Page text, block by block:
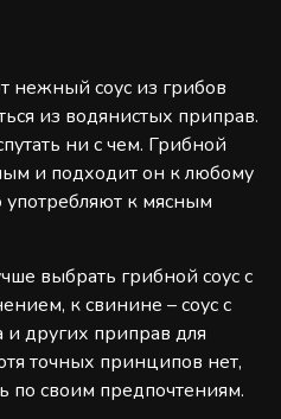
нежный соус из грибов
из водянистых приправ.
ни с чем. Грибной
и подходит он к любому
к мясным
выбрать грибной соус с
к свинине – соус с
и других приправ для
точных принципов нет,
своим предпочтениям.